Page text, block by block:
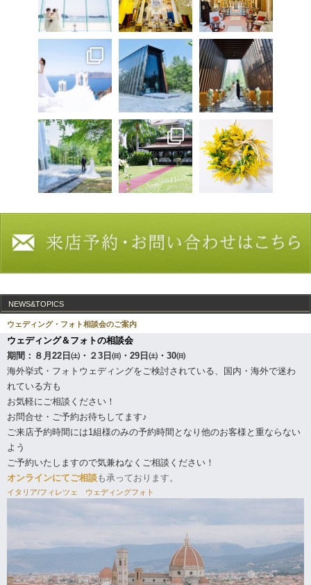
フォローする
NEWS&TOPICS
ウェディング・フォト相談会のご案内
ウェディング＆フォトの相談会
期間： ８月22日㈯・２3日㈰・29日㈯・30㈰
海外挙式・フォトウェディングをご検討されている、国内・海外で迷わ
れている方も
お気軽にご相談ください！
お問合せ・ご予約お待ちしてます♪
ご来店予約時間には1組様のみの予約時間となり他のお客様と重ならない
よう
ご予約いたしますので気兼ねなくご相談ください！
オンラインにてご相談も承っております。
イタリア/フィレツェ ウェディングフォト